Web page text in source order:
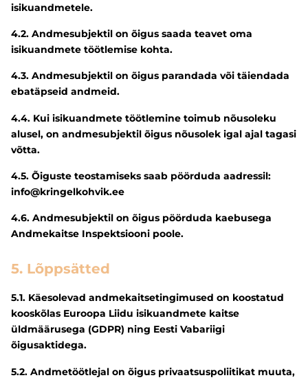
isikuandmetele.
4.2. Andmesubjektil on õigus saada teavet oma
isikuandmete töötlemise kohta.
4.3. Andmesubjektil on õigus parandada või täiendada
ebatäpseid andmeid.
4.4. Kui isikuandmete töötlemine toimub nõusoleku
alusel, on andmesubjektil õigus nõusolek igal ajal tagasi
võtta.
4.5. Õiguste teostamiseks saab pöörduda aadressil:
info@kringelkohvik.ee
4.6. Andmesubjektil on õigus pöörduda kaebusega
Andmekaitse Inspektsiooni poole.
5. Lõppsätted
5.1. Käesolevad andmekaitsetingimused on koostatud
kooskõlas Euroopa Liidu isikuandmete kaitse
üldmäärusega (GDPR) ning Eesti Vabariigi
õigusaktidega.
5.2. Andmetöötlejal on õigus privaatsuspoliitikat muuta,